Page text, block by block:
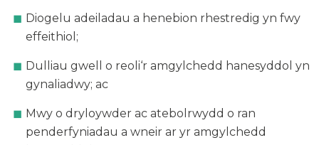
Diogelu adeiladau a henebion rhestredig yn fwy
effeithiol;
Dulliau gwell o reoli‘r amgylchedd hanesyddol yn
gynaliadwy; ac
Mwy o dryloywder ac atebolrwydd o ran
penderfyniadau a wneir ar yr amgylchedd